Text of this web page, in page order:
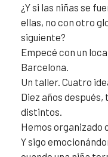
¿Y si las niñas se
ellas, no con otro
siguiente?
Empecé con un
Barcelona.
Un taller. Cuatro
Diez años
distintos.
Hemos organizado
Y sigo